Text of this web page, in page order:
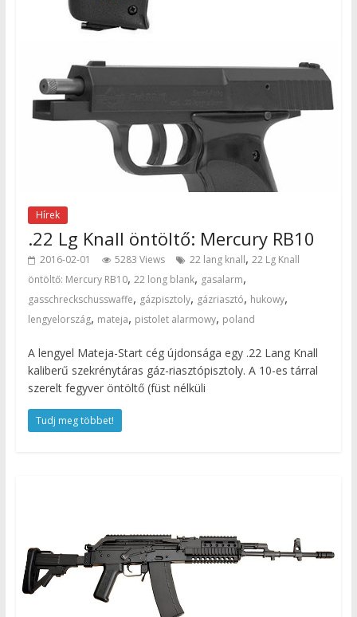
Hírek
.22 Lg Knall öntöltő: Mercury RB10
2016-02-01 5283 Views 22 lang knall, 22 Lg Knall
öntöltő: Mercury RB10, 22 long blank, gasalarm,
gasschreckschusswaffe, gázpisztoly, gázriasztó, hukowy,
lengyelország, mateja, pistolet alarmowy, poland
A lengyel Mateja-Start cég újdonsága egy .22 Lang Knall
kaliberű szekrénytáras gáz-riasztópisztoly. A 10-es tárral
szerelt fegyver öntöltő (füst nélküli
Tudj meg többet!